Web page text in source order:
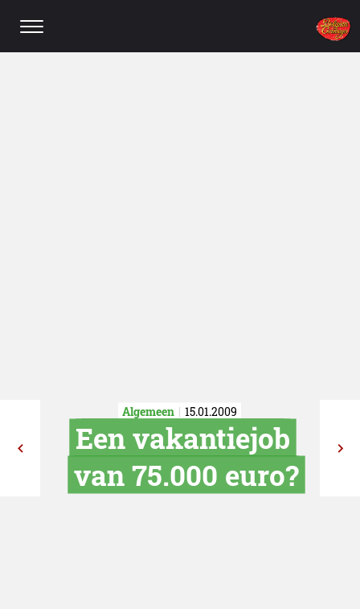
Algemeen 15.01.2009